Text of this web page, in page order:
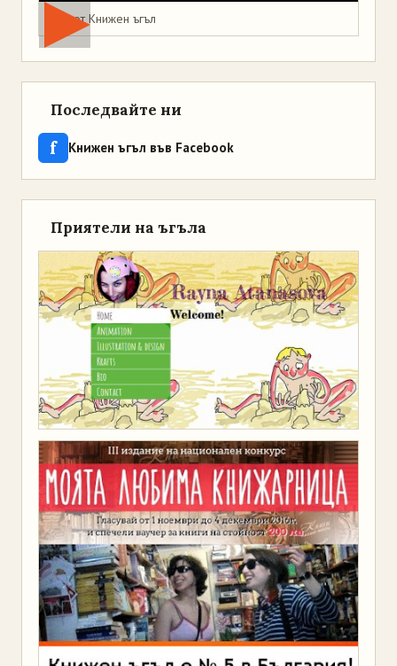
Мая от Книжен ъгъл
Последвайте ни
f Книжен ъгъл във Facebook
Приятели на ъгъла